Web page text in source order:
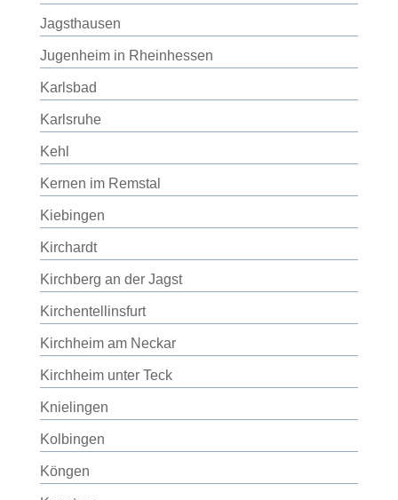
Jagsthausen
Jugenheim in Rheinhessen
Karlsbad
Karlsruhe
Kehl
Kernen im Remstal
Kiebingen
Kirchardt
Kirchberg an der Jagst
Kirchentellinsfurt
Kirchheim am Neckar
Kirchheim unter Teck
Knielingen
Kolbingen
Köngen